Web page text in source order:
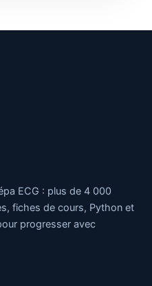
ECG : plus de 4 000
fiches de cours, Python et
progresser avec